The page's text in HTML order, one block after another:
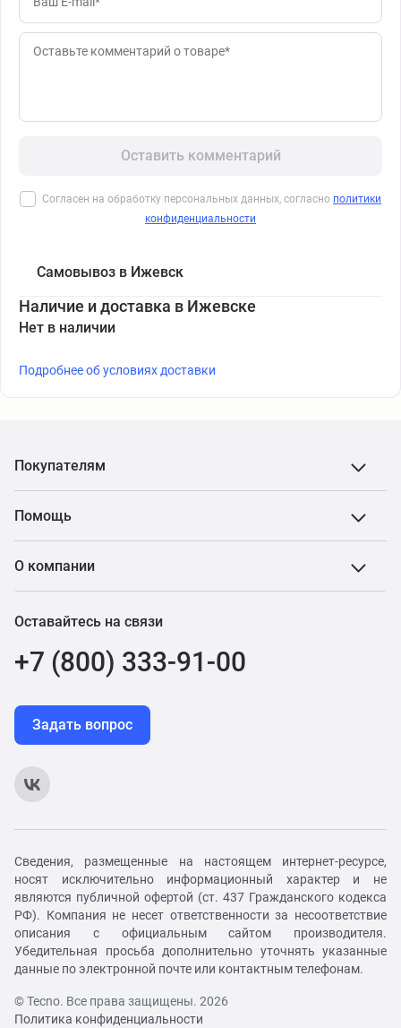
Оставить комментарий
Согласен на обработку персональных данных, согласно политики
конфиденциальности
Самовывоз в Ижевск
Наличие и доставка в Ижевске
Нет в наличии
Подробнее об условиях доставки
Покупателям
Помощь
О компании
Оставайтесь на связи
+7 (800) 333-91-00
Задать вопрос
Сведения, размещенные на настоящем интернет-ресурсе,
носят исключительно информационный характер и не
являются публичной офертой (ст. 437 Гражданского кодекса
РФ). Компания не несет ответственности за несоответствие
описания с официальным сайтом производителя.
Убедительная просьба дополнительно уточнять указанные
данные по электронной почте или контактным телефонам.
© Tecno. Все права защищены. 2026
Политика конфиденциальности